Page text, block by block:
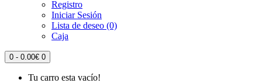
Registro
Iniciar Sesión
Lista de deseo (0)
Caja
0 - 0.00€ 0
Tu carro esta vacío!